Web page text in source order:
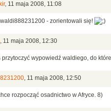
, 11 maja 2008, 11:08
- zorientowali się!
, 11 maja 2008, 12:30
przytoczyć wypowiedź waldiego, do
, 11 maja 2008, 12:50
rozpocząć osadnictwo w Afryce. 8)